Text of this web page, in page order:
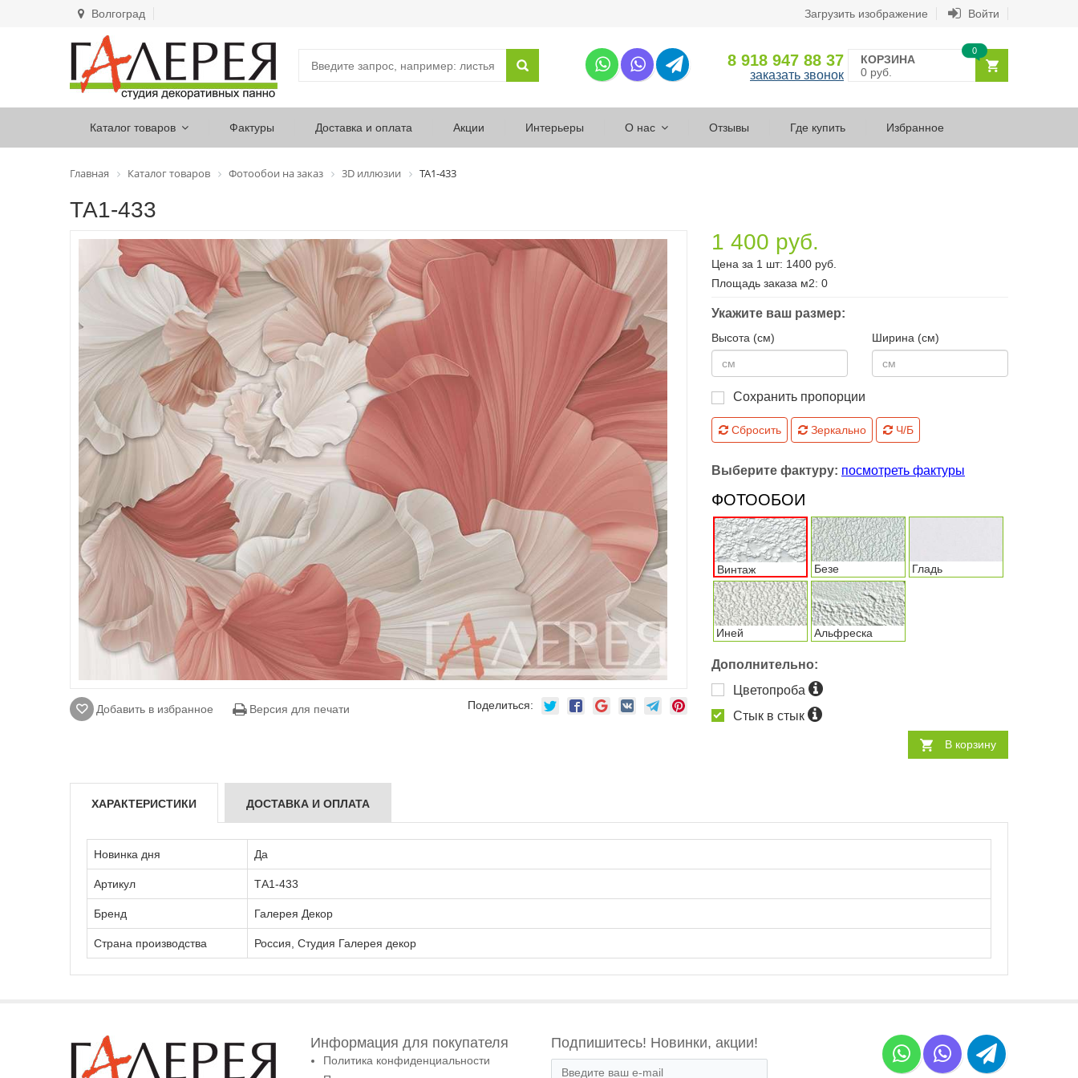
Волгоград Загрузить изображение Войти
8 918 947 88 37
заказать звонок
КОРЗИНА
0 руб.
0
Каталог товаров Фактуры Доставка и оплата Акции Интерьеры О нас Отзывы Где купить Избранное
Главная Каталог товаров Фотообои на заказ 3D иллюзии ТА1-433
ТА1-433
Добавить в избранное Версия для печати Поделиться:
1 400 руб.
Цена за 1 шт: 1400 руб.
Площадь заказа м2: 0
Укажите ваш размер:
Высота (см) Ширина (см)
Сохранить пропорции
Сбросить Зеркально Ч/Б
Выберите фактуру: посмотреть фактуры
ФОТООБОИ
Винтаж Безе Гладь
Иней Альфреска
Дополнительно:
Цветопроба
Стык в стык
В корзину
ХАРАКТЕРИСТИКИ ДОСТАВКА И ОПЛАТА
Новинка дня Да
Артикул ТА1-433
Бренд Галерея Декор
Страна производства Россия, Студия Галерея декор
Информация для покупателя
Политика конфиденциальности
Подпишитесь! Новинки, акции!